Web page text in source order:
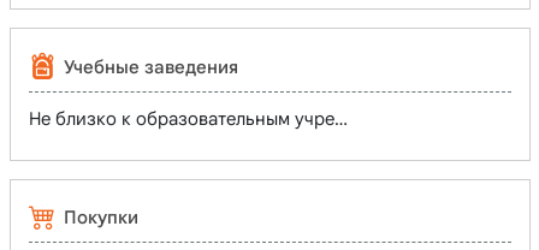
Учебные заведения
Не близко к образовательным учреждениям
Покупки